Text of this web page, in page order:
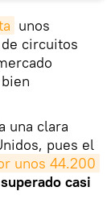
unos
circuitos
una clara
pues el
unos 44.200
superado casi